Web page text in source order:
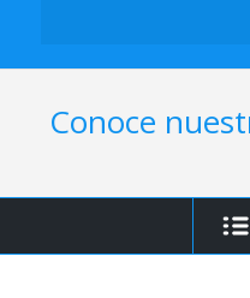
Conoce